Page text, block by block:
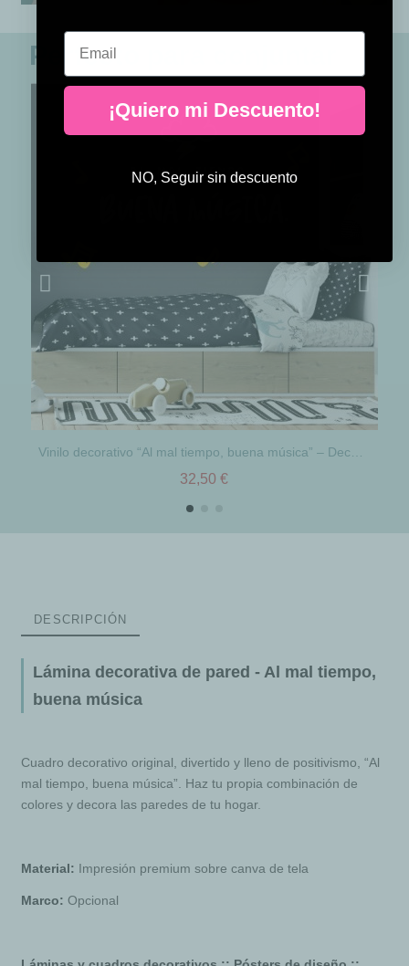
Perfecto para conjuntar
32,50 €
DESCRIPCIÓN
Lámina decorativa de pared - Al mal tiempo,
buena música
Cuadro decorativo original, divertido y lleno de positivismo, “Al
mal tiempo, buena música”. Haz tu propia combinación de
colores y decora las paredes de tu hogar.
Material: Impresión premium sobre canva de tela
Marco:Opcional
Email
¡Quiero mi Descuento!
NO, Seguir sin descuento